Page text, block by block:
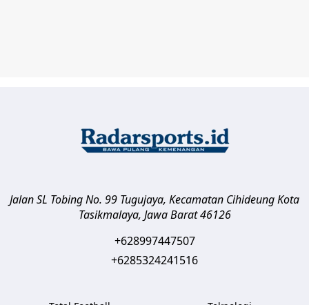
Jalan SL Tobing No. 99 Tugujaya, Kecamatan CihideungKota
Tasikmalaya, Jawa Barat 46126
+628997447507
+6285324241516